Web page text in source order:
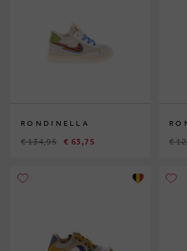
RONDINELLA
€ 134,95 € 63,75 €